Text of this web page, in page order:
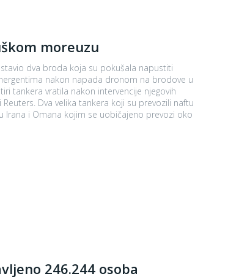
moreuzu
dva broda koja su pokušala napustiti
nakon napada dronom na brodove u
naftu
Irana i Omana kojim se uobičajeno prevozi oko
246.244 osoba